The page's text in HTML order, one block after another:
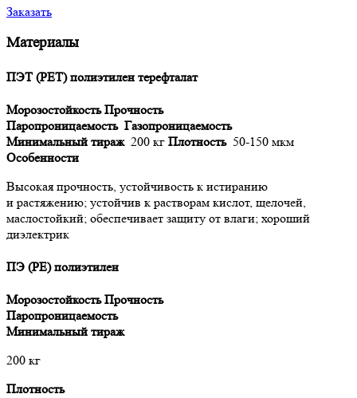
Заказать
Материалы
ПЭТ (PET) полиэтилен терефталат
Морозостойкость Прочность
Паропроницаемость Газопроницаемость
Минимальный тираж 200 кг Плотность 50-150 мкм
Особенности
Высокая прочность, устойчивость к истиранию
и растяжению; устойчив к растворам кислот, щелочей,
маслостойкий; обеспечивает защиту от влаги; хороший
диэлектрик
ПЭ (PE) полиэтилен
Морозостойкость Прочность
Паропроницаемость
Минимальный тираж
200 кг
Плотность